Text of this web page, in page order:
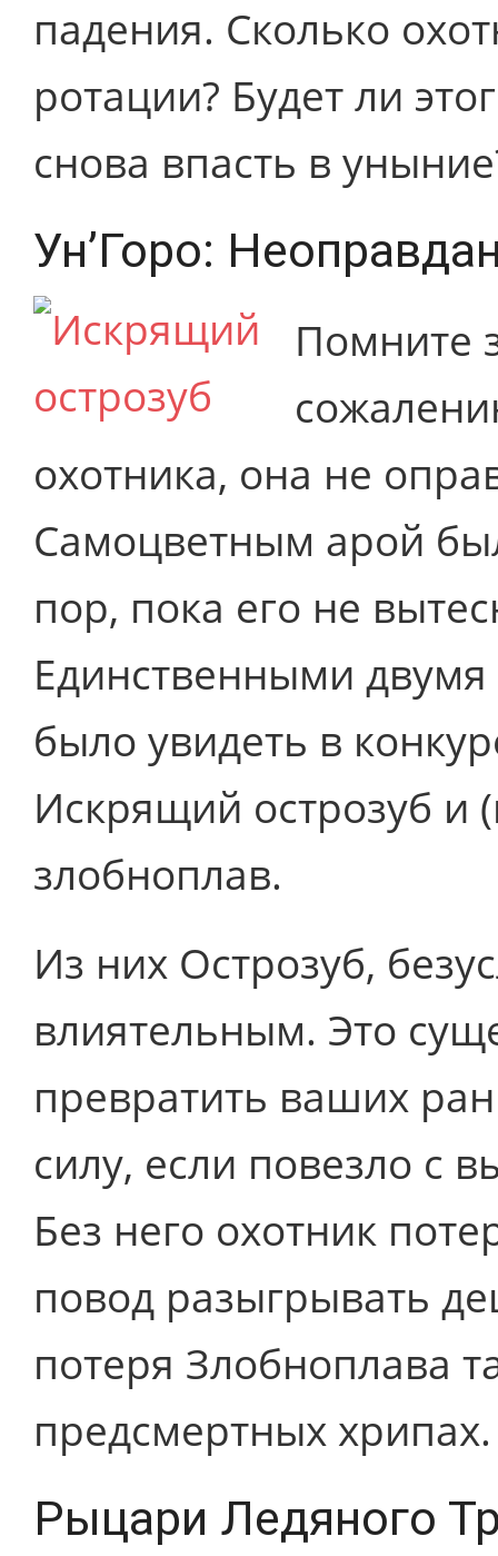
падения. Сколько
ротации? Будет ли
снова впасть в
Ун’Горо:
Помните
охотника, она не
Самоцветным арой
пор, пока его не
Единственными
было увидеть в
Искрящий острозуб и
злобноплав.
Из них Острозуб,
влиятельным. Это
превратить ваших
силу, если повезло с
Без него охотник
повод разыгрывать
потеря Злобноплава
предсмертных хрипах.
Рыцари Ледяного